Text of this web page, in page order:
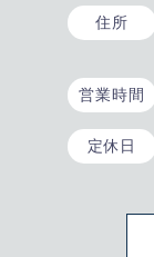
住所
営業時間
定休日